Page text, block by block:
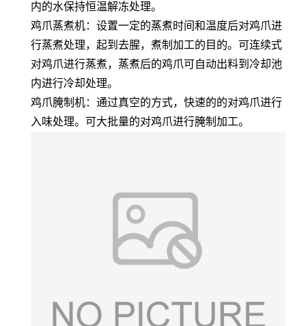
内的水保持恒温解冻处理。
鸡爪蒸煮机：设置一定的蒸煮时间和温度后对鸡爪进
行蒸煮处理，起到去腥，煮制加工的目的。可连续式
对鸡爪进行蒸煮，蒸煮后的鸡爪可自动出料到冷却池
内进行冷却处理。
鸡爪腌制机：通过真空的方式，快速的的对鸡爪进行
入味处理。可大批量的对鸡爪进行腌制加工。